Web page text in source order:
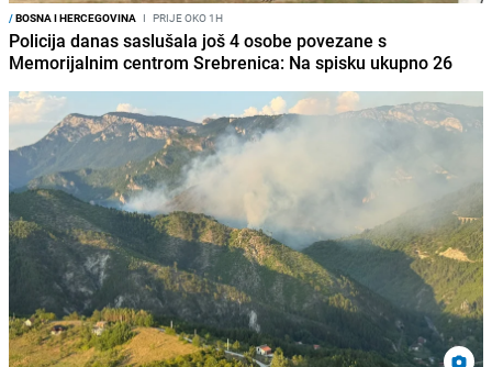
/BOSNA I HERCEGOVINA I PRIJE OKO 1H
Policija danas saslušala još 4 osobe povezane s
Memorijalnim centrom Srebrenica: Na spisku ukupno 26